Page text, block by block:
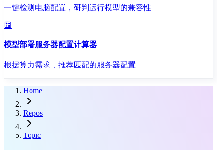
一键检测电脑配置，研判运行模型的兼容性
模型部署服务器配置计算器
根据算力需求，推荐匹配的服务器配置
Home
Repos
Topic